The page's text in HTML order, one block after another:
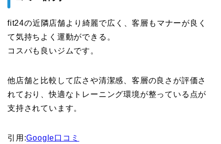
fit24の近隣店舗より綺麗で広く、客層もマナーが良く
て気持ちよく運動ができる。
コスパも良いジムです。
他店舗と比較して広さや清潔感、客層の良さが評価さ
れており、快適なトレーニング環境が整っている点が
支持されています。
引用:Google口コミ